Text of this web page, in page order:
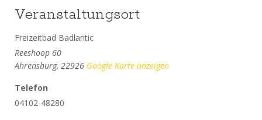
Veranstaltungsort
Freizeitbad Badlantic
Reeshoop 60
Ahrensburg, 22926 Google Karte anzeigen
Telefon
04102-48280